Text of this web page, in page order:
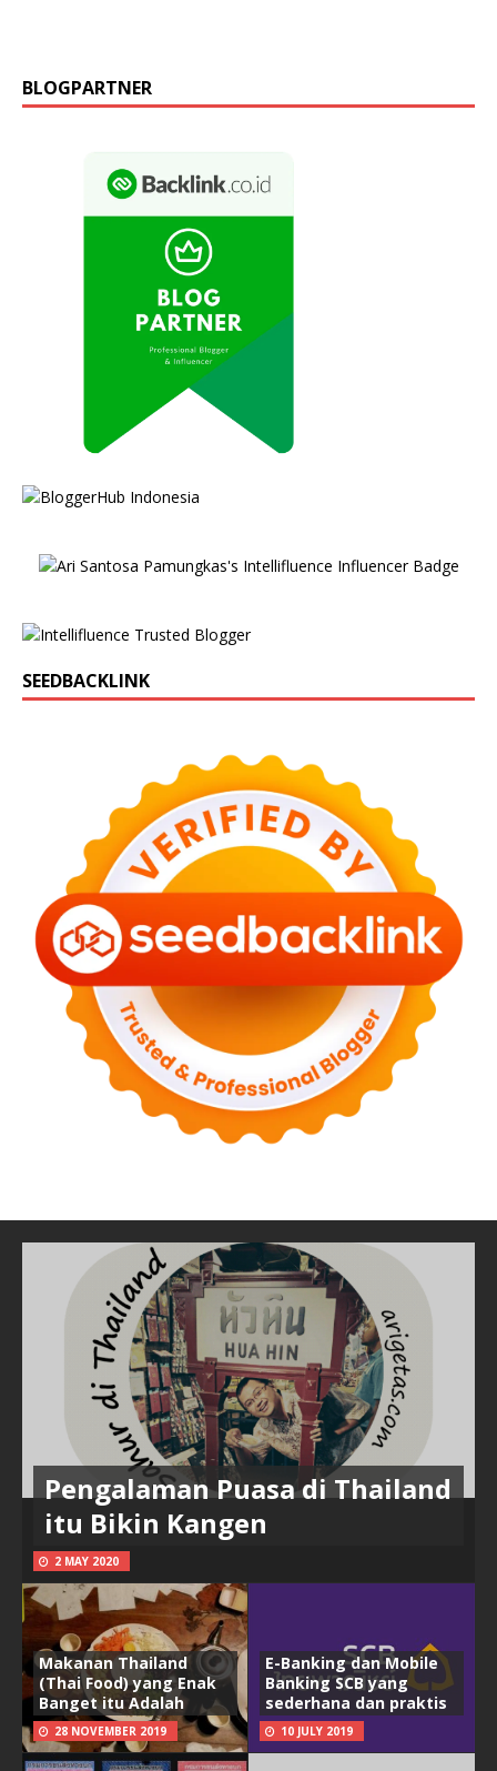
BLOGPARTNER
SEEDBACKLINK
Pengalaman Puasa di Thailand
itu Bikin Kangen
2 MAY 2020
Makanan Thailand
(Thai Food) yang Enak
Banget itu Adalah
28 NOVEMBER 2019
E-Banking dan Mobile
Banking SCB yang
sederhana dan praktis
10 JULY 2019